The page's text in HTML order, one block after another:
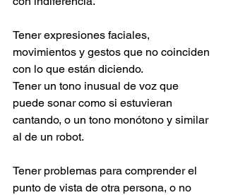
Tener expresiones faciales,
movimientos y gestos que no coinciden
con lo que están diciendo.
Tener un tono inusual de voz que
puede sonar como si estuvieran
cantando, o un tono monótono y similar
al de un robot.
Tener problemas para comprender el
punto de vista de otra persona, o no